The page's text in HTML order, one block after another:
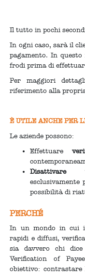
Il tutto in pochi
In ogni caso, sarà il
pagamento. In
frodi prima di
Per maggiori
riferimento alla
È UTILE ANCHE PER
Le aziende possono:
Effettuare
Disattivare
esclusivamente
possibilità di
PERCHÉ
In un mondo in cui i
rapidi e diffusi,
sia davvero chi
Verification of
obiettivo: